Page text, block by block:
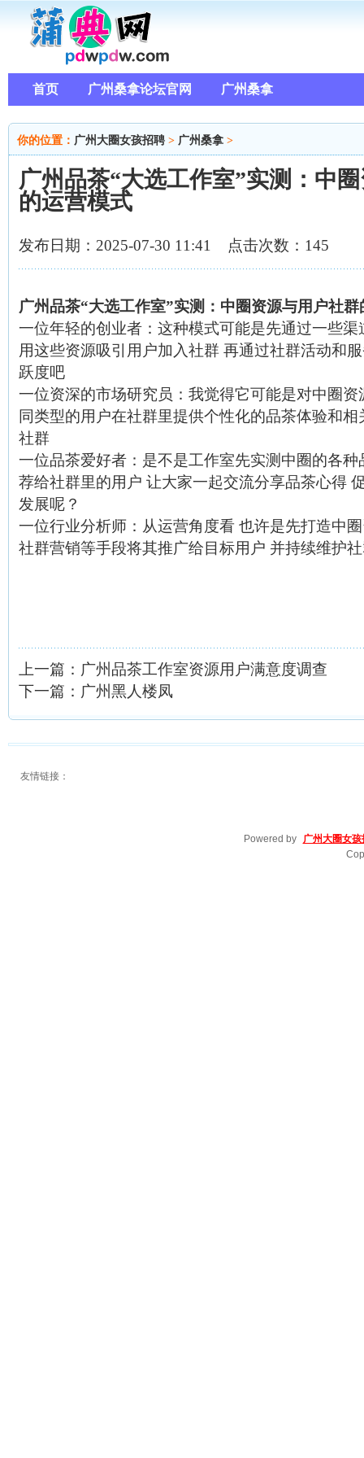
首页 广州桑拿论坛官网 广州桑拿
你的位置： 广州大圈女孩招聘 > 广州桑拿 >
广州品茶“大选工作室”实测：中
的运营模式
发布日期：2025-07-30 11:41 点击次数：145
广州品茶“大选工作室”实测：中圈资源与用户社
一位年轻的创业者 ：这种模式可能是先通过一些
用这些资源吸引用户加入社群 再通过社群活动和
跃度吧
一位资深的市场研究员 ：我觉得它可能是对中圈
同类型的用户在社群里提供个性化的品茶体验和
社群
一位品茶爱好者 ：是不是工作室先实测中圈的各
荐给社群里的用户 让大家一起交流分享品茶心得
发展呢？
一位行业分析师 ：从运营角度看 也许是先打造中
社群营销等手段将其推广给目标用户 并持续维护
上一篇： 广州品茶工作室资源用户满意度调查
下一篇： 广州黑人楼凤
友情链接：
Powered by
广州大圈女孩